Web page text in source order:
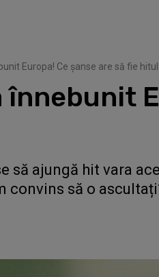
Europa! Ce șanse are să fie
înnebunit
să ajungă hit vara
convins să o